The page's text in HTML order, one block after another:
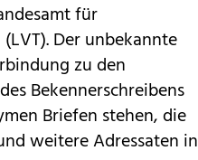
für
Der unbekannte
zu den
Bekennerschreibens
Briefen stehen, die
weitere Adressaten in